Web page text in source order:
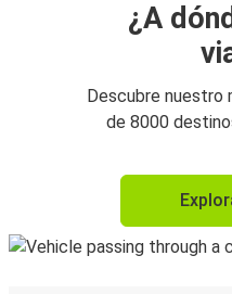
¿A
Descubre nuestro
de 8000